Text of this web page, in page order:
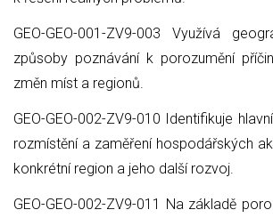
GEO-GEO-001-ZV9-003 Využívá
způsoby poznávání k porozumění
změn míst a regionů.
GEO-GEO-002-ZV9-010 Identifikuje
rozmístění a zaměření hospodářských
konkrétní region a jeho další rozvoj.
GEO-GEO-002-ZV9-011 Na základě